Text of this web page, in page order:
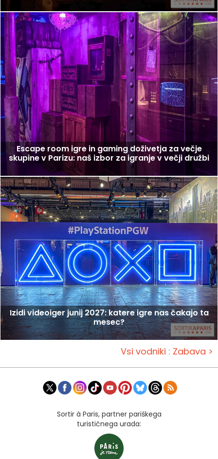
Escape room igre in gaming doživetja za večje
skupine v Parizu: naš izbor za igranje v večji družbi
Izidi videoiger junij 2027: katere igre nas čakajo ta
mesec?
Vsi vodniki : Zabava >
Sortir à Paris, partner pariškega
turističnega urada: